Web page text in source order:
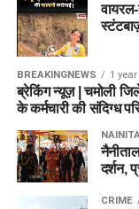
BREAKINGNEWS 1
ब्रेकिंग न्यूज़ | चमोली
के कर्मचारी की संदिग्ध
दर्शन,
CRIME